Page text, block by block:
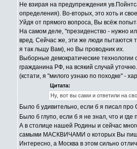
Не взирая на предупреждения
определения). Во-вторых, это хоть и
Уйдя от прямого вопроса, Вы всёж
На самом деле, "президенство - нужно
вред. Сейчас же, эти же люди пытаются
я так льщу Вам), но Вы проводник их.
Выборные демократические технологии
гражданина РФ, на всякий случай
(кстати, я "милого узнаю по походке" -
Цитата:
Ну, вот вы сами и ответили на
Было б удивительно, если б я писал про
Было б глупо, если б я не знал, что и
А в столице нашей Родины и сейчас
самыми МАСКВИЧАМИ о которых Вы
Интересно, а Москва в этом сильно